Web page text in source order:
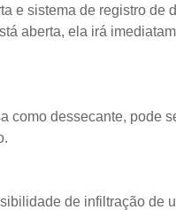
e sistema de registro de
aberta, ela irá
como dessecante, pode
de infiltração de